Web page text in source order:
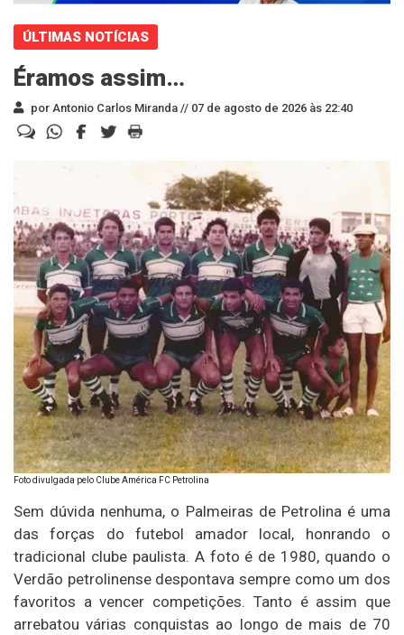
ÚLTIMAS NOTÍCIAS
Éramos assim…
por Antonio Carlos Miranda // 07 de agosto de 2026 às 22:40
Foto divulgada pelo Clube América FC Petrolina
Sem dúvida nenhuma, o Palmeiras de Petrolina é uma
das forças do futebol amador local, honrando o
tradicional clube paulista. A foto é de 1980, quando o
Verdão petrolinense despontava sempre como um dos
favoritos a vencer competições. Tanto é assim que
arrebatou várias conquistas ao longo de mais de 70